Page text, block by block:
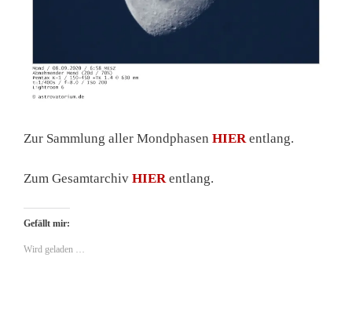
Zur Sammlung aller Mondphasen HIERentlang.
Zum Gesamtarchiv HIER entlang.
Gefällt mir:
Wird geladen …